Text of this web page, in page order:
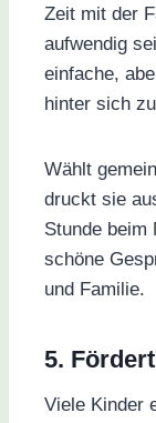
Zeit mit der
aufwendig
einfache,
hinter sich
Wählt
druckt sie
Stunde beim
schöne
und Familie.
5.
Viele Kinder